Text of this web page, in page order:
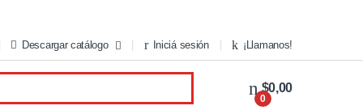
Descargar catálogo Iniciá sesión ¡Llamanos!
0
$0,00